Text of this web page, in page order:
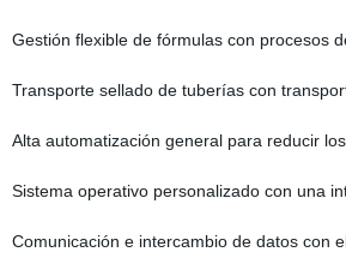
Gestión flexible de fórmulas con procesos
Transporte sellado de tuberías con
Alta automatización general para reducir
Sistema operativo personalizado con una
Comunicación e intercambio de datos con